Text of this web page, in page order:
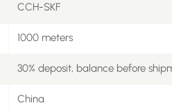
CCH-SKF
1000 meters
30% deposit, balance before
China